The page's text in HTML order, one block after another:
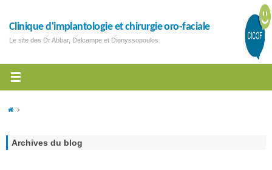
Clinique d'implantologie et chirurgie oro-faciale
Le site des Dr Abbar, Delcampe et Dionyssopoulos
Archives du blog